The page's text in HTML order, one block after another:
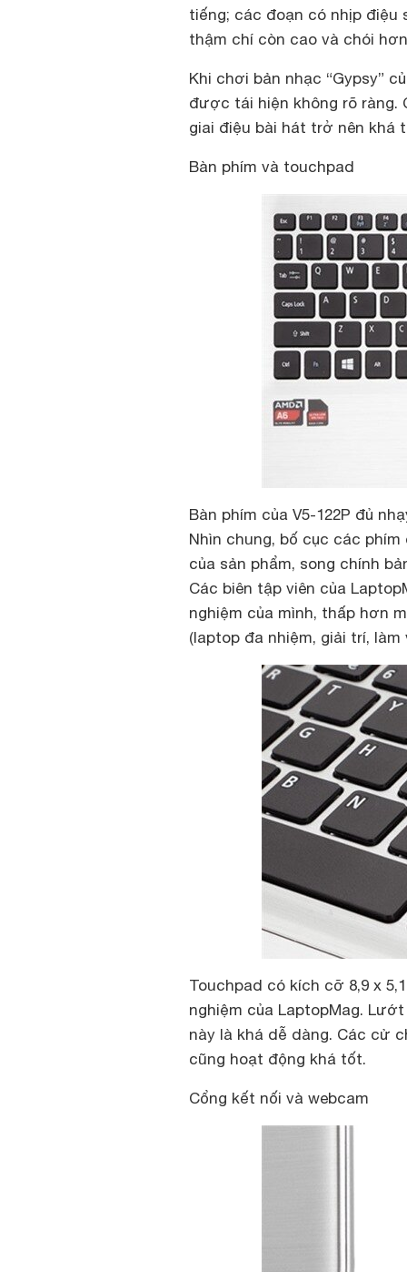
tiếng; các đoạn có nhịp điệu
thậm chí còn cao và chói
Khi chơi bản nhạc “Gypsy”
được tái hiện không rõ ràng.
giai điệu bài hát trở nên khá
Bàn phím và touchpad
Bàn phím của V5-122P đủ
Nhìn chung, bố cục các
của sản phẩm, song chính
Các biên tập viên của
nghiệm của mình, thấp hơn
(laptop đa nhiệm, giải trí,
Touchpad có kích cỡ 8,9 x
nghiệm của LaptopMag.
này là khá dễ dàng. Các cử
cũng hoạt động khá tốt.
Cổng kết nối và webcam